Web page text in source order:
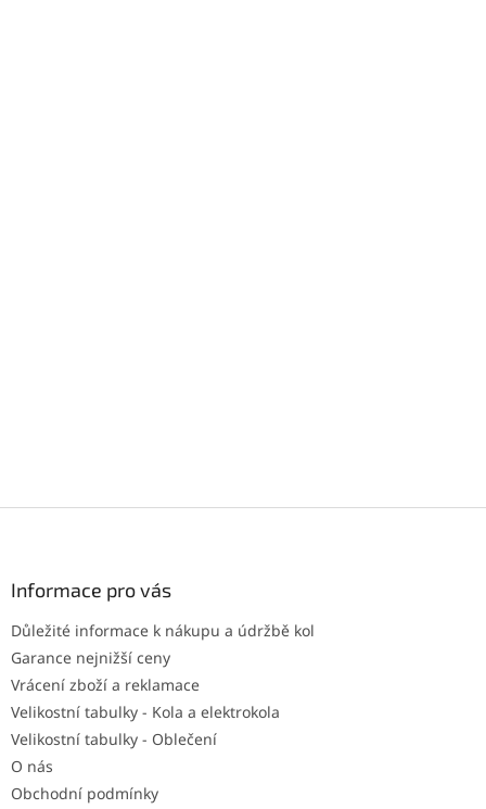
Informace pro vás
Důležité informace k nákupu a údržbě kol
Garance nejnižší ceny
Vrácení zboží a reklamace
Velikostní tabulky - Kola a elektrokola
Velikostní tabulky - Oblečení
O nás
Obchodní podmínky